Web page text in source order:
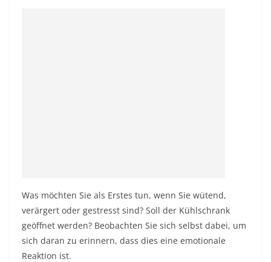
Was möchten Sie als Erstes tun, wenn Sie wütend,
verärgert oder gestresst sind? Soll der Kühlschrank
geöffnet werden? Beobachten Sie sich selbst dabei, um
sich daran zu erinnern, dass dies eine emotionale
Reaktion ist.